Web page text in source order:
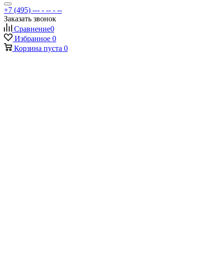
+7 (495) --- - -- - --
Заказать звонок
Сравнение0
Избранное 0
Корзина пуста 0